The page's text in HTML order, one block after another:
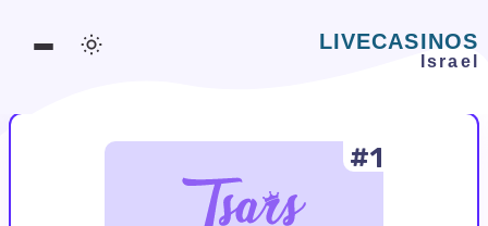
משחקים אונליין
#1